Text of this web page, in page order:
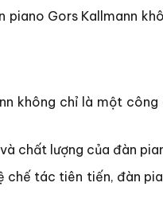
piano Gors Kallmann
không chỉ là một
chất lượng của đàn
tác tiên tiến, đàn